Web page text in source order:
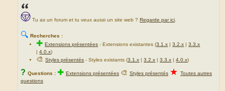
Tu as un forum et tu veux aussi un site web ? Regarde par ici
🔍 Recherches :
✚Extensions présentées -Extensions existantes (3.1.x |3.2.x |3.3.x
|4.0.x)
🎨Styles présentés - Styles existants (3.1.x |3.2.x |3.3.x |4.0.x)
? Questions : ✚ Extensions présentées 🎨 Styles présentés ★ Toutes autres
questions